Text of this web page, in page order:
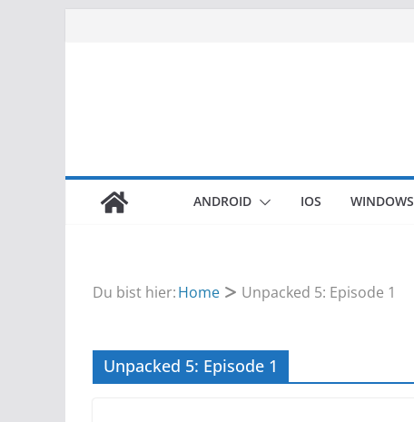
ANDROID IOS WINDOWS
Du bist hier:Home Unpacked 5: Episode 1
Unpacked 5: Episode 1